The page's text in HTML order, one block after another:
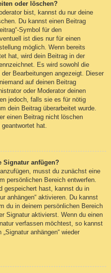
oder löschen?
bist, kannst du nur deine
Du kannst einen Beitrag
Symbol für den
ist dies nur für einen
möglich. Wenn bereits
hat, wird dein Beitrag in der
Es wird sowohl die
Bearbeitungen angezeigt. Dieser
auf deinen Beitrag
oder Moderator deinen
jedoch, falls sie es für nötig
dein Beitrag überarbeitet wurde.
einen Beitrag nicht löschen
hat.
Signatur anfügen?
musst du zunächst eine
persönlichen Bereich entwerfen.
gespeichert hast, kannst du in
anhängen“ aktivieren. Du kannst
du in deinem persönlichen Bereich
Signatur aktivierst. Wenn du einen
verfassen möchtest, so kannst
anhängen“ wieder